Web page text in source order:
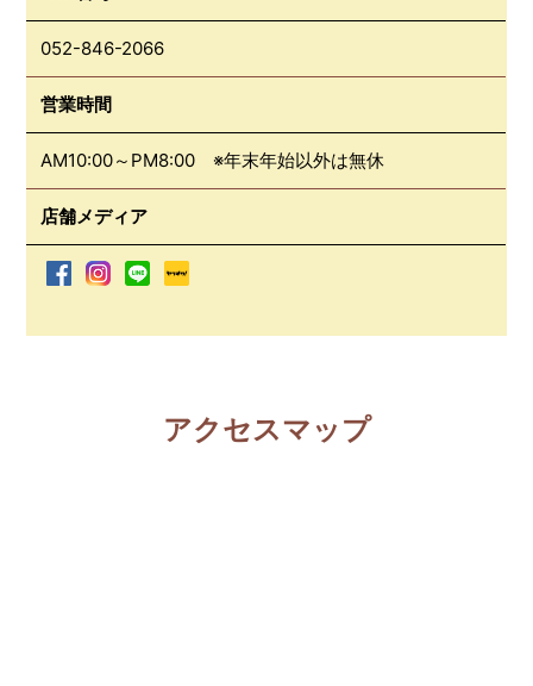
052-846-2066
営業時間
AM10:00～PM8:00 ※年末年始以外は無休
店舗メディア
アクセスマップ